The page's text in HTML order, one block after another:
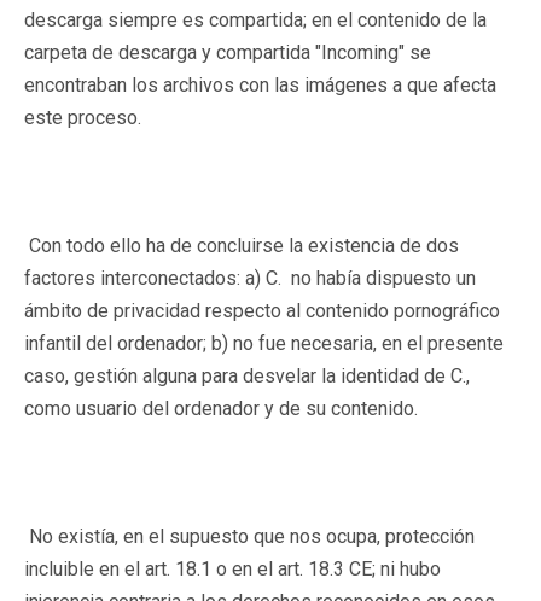
descarga siempre es compartida; en el contenido de la
carpeta de descarga y compartida "Incoming" se
encontraban los archivos con las imágenes a que afecta
este proceso.
Con todo ello ha de concluirse la existencia de dos
factores interconectados: a) C. no había dispuesto un
ámbito de privacidad respecto al contenido pornográfico
infantil del ordenador; b) no fue necesaria, en el presente
caso, gestión alguna para desvelar la identidad de C.,
como usuario del ordenador y de su contenido.
No existía, en el supuesto que nos ocupa, protección
incluible en el art. 18.1 o en el art. 18.3 CE; ni hubo